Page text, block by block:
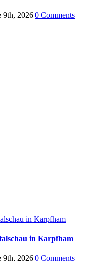
9th, 2026|0 Comments
in Karpfham
in Karpfham
9th, 20260 Comments